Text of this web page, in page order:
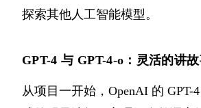
探索其他人工智能模型。
GPT-4 与 GPT-4-o：灵活的讲
从项目一开始，OpenAI 的 GPT-